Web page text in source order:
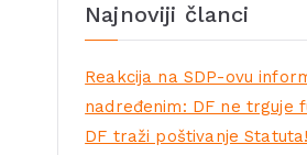
Najnoviji članci
Reakcija na SDP-ovu
nadređenim: DF ne trguje
DF traži poštivanje Statuta!